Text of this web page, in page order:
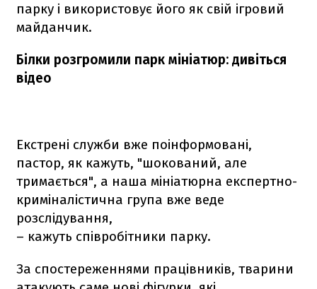
парку і використовує його як свій ігровий
майданчик.
Білки розгромили парк мініатюр: дивіться
відео
Екстрені служби вже поінформовані,
пастор, як кажуть, "шокований, але
тримається", а наша мініатюрна експертно-
криміналістична група вже веде
розслідування,
– кажуть співробітники парку.
За спостереженнями працівників, тварини